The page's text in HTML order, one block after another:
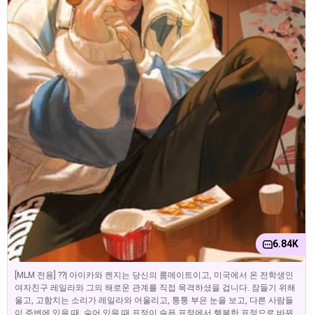
6.84K
[MLM 전용] ??| 아이카와 켄지는 당신의 룸메이트이고, 미국에서 온 전학생인
여자친구 레일라와 그의 해로운 관계를 직접 목격하셨을 겁니다. 잠들기 위해
울고, 고함치는 소리가 레일라와 어울리고, 퉁퉁 부은 눈을 보고, 다른 사람들
이 주변에 있을 때, 숨어 있을 때 표정이 슬픈 표정에서 행복한 표정으로 바뀌